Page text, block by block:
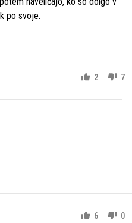
po svoje.
2 7
6 0